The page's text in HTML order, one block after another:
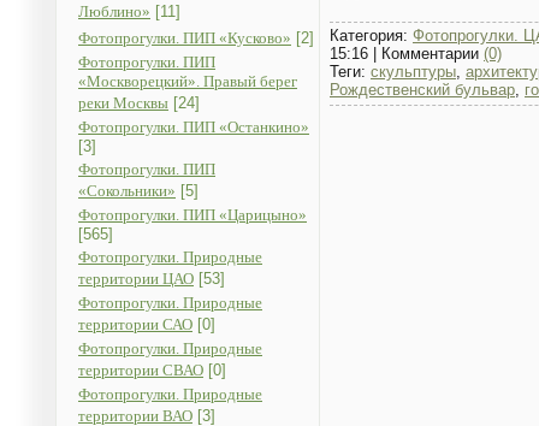
Люблино» [11]
Фотопрогулки. ПИП «Кусково» [2]
Фотопрогулки. ПИП
«Москворецкий». Правый берег
реки Москвы [24]
Фотопрогулки. ПИП «Останкино»
[3]
Фотопрогулки. ПИП
«Сокольники» [5]
Фотопрогулки. ПИП «Царицыно»
[565]
Фотопрогулки. Природные
территории ЦАО [53]
Фотопрогулки. Природные
территории САО [0]
Фотопрогулки. Природные
территории СВАО [0]
Фотопрогулки. Природные
территории ВАО [3]
Категория: Фотопрогулки.
15:16 | Комментарии (0)
Теги: скульптуры
Рождественский бульвар